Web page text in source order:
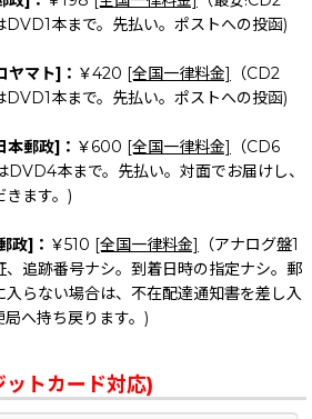
DVD1本まで。先払い。ポストへの投函)
マト]： ￥420 [全国一律料金]
（CD2
DVD1本まで。先払い。ポストへの投函)
郵政]： ￥600 [全国一律料金]
（CD6
本まで。先払い。対面でお届けし、
きます。)
政]： ￥510 [全国一律料金]
（アナログ盤1
追跡番号ナシ。到着日時の指定ナシ。郵
らない場合は、不在配達通知書を差し入
へ持ち戻ります。)
トカード対応)